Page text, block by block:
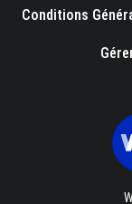
Conditions